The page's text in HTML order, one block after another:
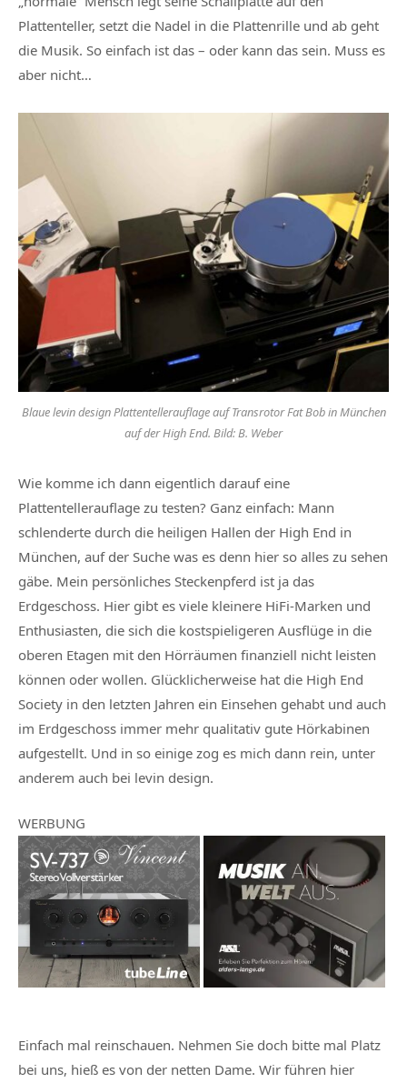
Plattenteller, setzt die Nadel in die Plattenrille und ab geht
die Musik. So einfach ist das – oder kann das sein. Muss es
aber nicht…
Blaue levin design Plattentellerauflage auf Transrotor Fat Bob in München
auf der High End. Bild: B. Weber
Wie komme ich dann eigentlich darauf eine
Plattentellerauflage zu testen? Ganz einfach: Mann
schlenderte durch die heiligen Hallen der High End in
München, auf der Suche was es denn hier so alles zu sehen
gäbe. Mein persönliches Steckenpferd ist ja das
Erdgeschoss. Hier gibt es viele kleinere HiFi-Marken und
Enthusiasten, die sich die kostspieligeren Ausflüge in die
oberen Etagen mit den Hörräumen finanziell nicht leisten
können oder wollen. Glücklicherweise hat die High End
Society in den letzten Jahren ein Einsehen gehabt und auch
im Erdgeschoss immer mehr qualitativ gute Hörkabinen
aufgestellt. Und in so einige zog es mich dann rein, unter
anderem auch bei levin design.
WERBUNG
Einfach mal reinschauen. Nehmen Sie doch bitte mal Platz
bei uns, hieß es von der netten Dame. Wir führen hier